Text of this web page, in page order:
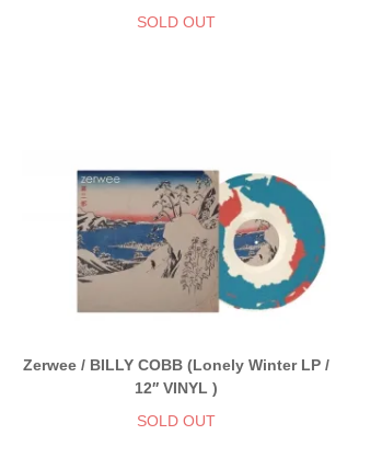
SOLD OUT
Zerwee / BILLY COBB (Lonely Winter LP /
12′′ VINYL )
SOLD OUT